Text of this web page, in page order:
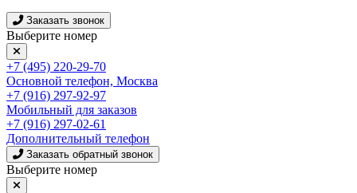
Заказать звонок
Выберите номер
+7 (495) 220-29-70
Основной телефон, Москва
+7 (916) 297-92-97
Мобильный для заказов
+7 (916) 297-02-61
Дополнительный телефон
Заказать обратный звонок
Выберите номер